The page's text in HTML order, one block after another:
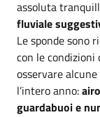
assoluta
fluviale
Le sponde sono
con le condizioni
osservare
l’intero anno:
guardabuoi e